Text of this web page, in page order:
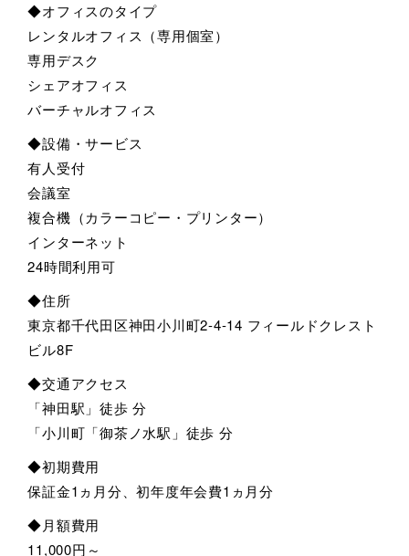
◆オフィスのタイプ
レンタルオフィス（専用個室）
専用デスク
シェアオフィス
バーチャルオフィス
◆設備・サービス
有人受付
会議室
複合機（カラーコピー・プリンター）
インターネット
24時間利用可
◆住所
東京都千代田区神田小川町2-4-14 フィールドクレスト
ビル8F
◆交通アクセス
「神田駅」徒歩 分
「小川町「御茶ノ水駅」徒歩 分
◆初期費用
保証金1ヵ月分、初年度年会費1ヵ月分
◆月額費用
11,000円～